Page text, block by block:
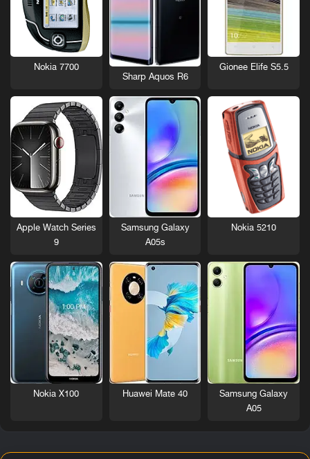
Gionee Elife S5.5
Sharp Aquos R6
Nokia 7700
Nokia 5210
Samsung Galaxy
A05s
Apple Watch Series
9
Samsung Galaxy
A05
Huawei Mate 40
Nokia X100